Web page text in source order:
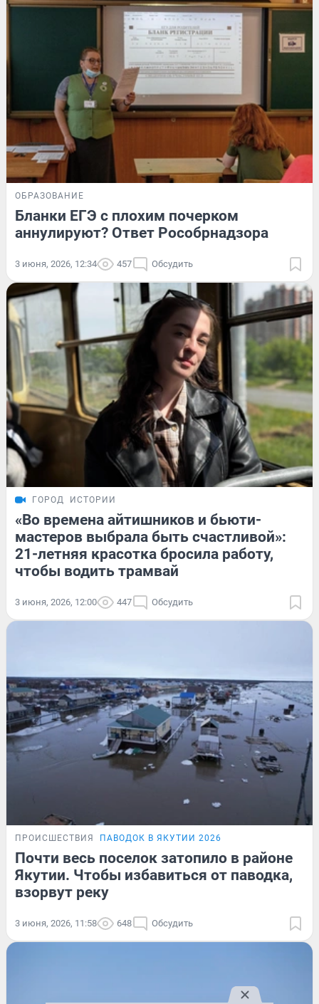
ОБРАЗОВАНИЕ
Бланки ЕГЭ с плохим почерком
аннулируют? Ответ Рособрнадзора
3 июня, 2026, 12:34 457 Обсудить
ГОРОД ИСТОРИИ
«Во времена айтишников и бьюти-
мастеров выбрала быть счастливой»:
21-летняя красотка бросила работу,
чтобы водить трамвай
3 июня, 2026, 12:00 447 Обсудить
ПРОИСШЕСТВИЯ ПАВОДОК В ЯКУТИИ 2026
Почти весь поселок затопило в районе
Якутии. Чтобы избавиться от паводка,
взорвут реку
3 июня, 2026, 11:58 648 Обсудить